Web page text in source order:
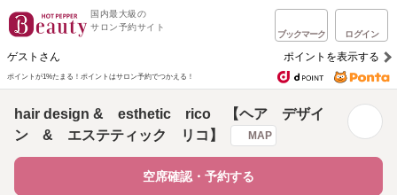
国内最大級の
サロン予約サイト
ブックマーク ログイン
ゲストさん ポイントを表示する
ポイントが1%たまる！ ポイントはサロン予約でつかえる！
hair design & esthetic rico 【ヘア デザイ
ン & エステティック リコ】
MAP
空席確認・予約する